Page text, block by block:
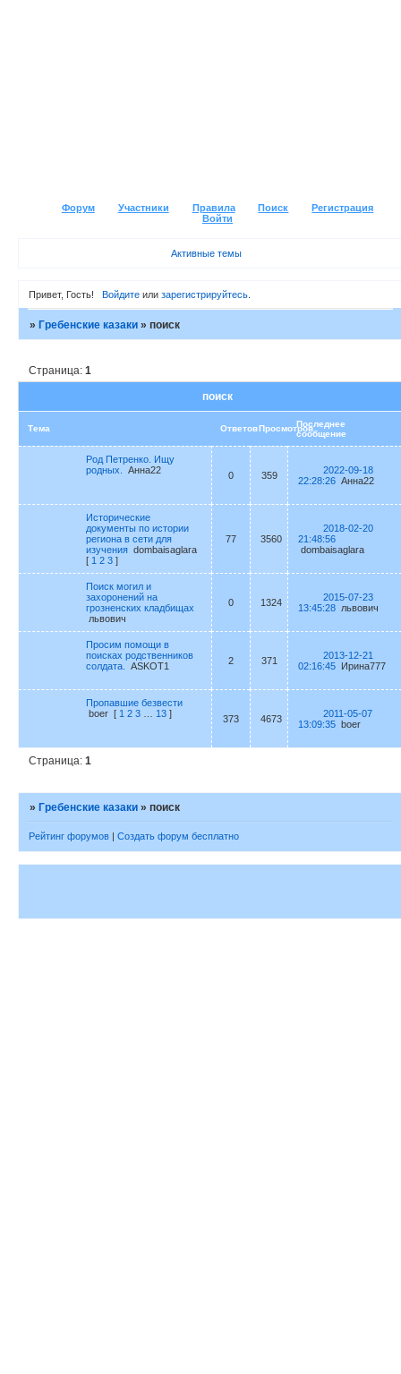
Форум Участники Правила Поиск
Регистрация
Войти
Активные темы
Привет, Гость! Войдитеили зарегистрируйтесь.
»Гребенские казаки »поиск
поиск
Страница:1
Тема ОтветовПросмотровПоследнее
сообщение
Род Петренко. Ищу
родных.
Анна22 0 359
2022-09-18
22:28:26 Анна22
Исторические
документы по истории
региона в сети для
изучения dombaisaglara
[ 1 2 3 ]
77 3560
2018-02-20
21:48:56
dombaisaglara
Поиск могил и
захоронений на
грозненских кладбищах
львович
0 1324
2015-07-23
13:45:28 львович
Просим помощи в
поисках родственников
солдата.
ASKOT1 2 371
2013-12-21
02:16:45 Ирина777
Пропавшие безвести
boer [ 1 2 3 13 ] 373 4673
2011-05-07
13:09:35 boer
Страница:1
» Гребенские казаки »поиск
Рейтинг форумов | Создать форум бесплатно